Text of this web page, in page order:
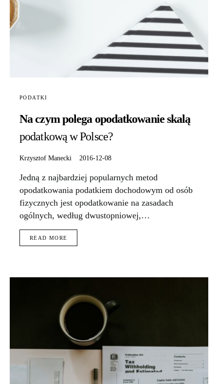
PODATKI
Na czym polega opodatkowanie skalą
podatkową w Polsce?
Krzysztof Manecki 2016-12-08
Jedną z najbardziej popularnych metod
opodatkowania podatkiem dochodowym od osób
fizycznych jest opodatkowanie na zasadach
ogólnych, według dwustopniowej,…
READ MORE